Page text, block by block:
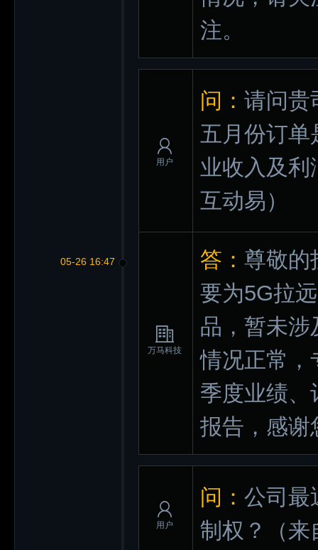
注。
05-26 16:47
用户
问： 请问贵
五月份订单
业收入及利
互动易）
万马科技
答： 尊敬的
要为5G拉
品，暂未涉
情况正常，
季度业绩、
报告，感谢
用户
问： 公司最
制权？
（